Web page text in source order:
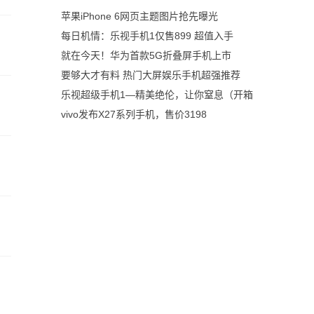
苹果iPhone 6网页主题图片抢先曝光
每日机情：乐视手机1仅售899 超值入手
就在今天！华为首款5G折叠屏手机上市
要够大才有料 热门大屏娱乐手机超强推荐
乐视超级手机1—精美绝伦，让你窒息（开箱
vivo发布X27系列手机，售价3198